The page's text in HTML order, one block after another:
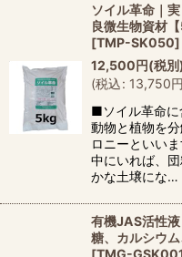
ソイル革命｜
良微生物資材
[TMP-SK050]
12,500円(税別
(税込: 13,750円
■ソイル革命に
動物と植物を
ロニーといい
中にいれば、
かな土壌にな…
有機JAS活性液
糖、カルシウ
[TMG-